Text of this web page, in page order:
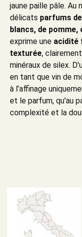
jaune paille pâle. Au
délicats parfums
blancs, de
exprime une acidité
texturée,
minéraux de silex.
en tant que vin de
à l’affinage
et le parfum, qu'au
complexité et la